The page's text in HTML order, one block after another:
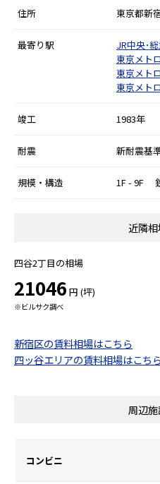
住所 東京都新
最寄り駅 JR中央･
東京メト
東京メト
東京メト
竣工 1983年
耐震 新耐震基
規模・構造 1F - 9F
近隣
四谷2丁目の相場
21046 円 (坪)
※ビルサク調べ
新宿区の賃料相場はこちら
四ッ谷エリアの賃料相場はこち
周辺
コンビニ